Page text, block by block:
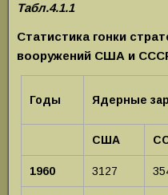
Табл.4.1.1
Статистика гонки
вооружений США и СССР
Годы Ядерные
США
1960 3127